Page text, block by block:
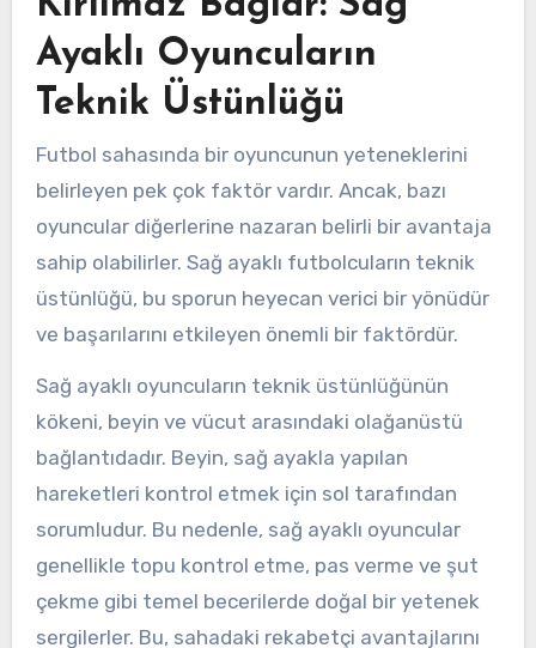
Ayaklı Oyuncuların
Teknik Üstünlüğü
Futbol sahasında bir oyuncunun yeteneklerini
belirleyen pek çok faktör vardır. Ancak, bazı
oyuncular diğerlerine nazaran belirli bir avantaja
sahip olabilirler. Sağ ayaklı futbolcuların teknik
üstünlüğü, bu sporun heyecan verici bir yönüdür
ve başarılarını etkileyen önemli bir faktördür.
Sağ ayaklı oyuncuların teknik üstünlüğünün
kökeni, beyin ve vücut arasındaki olağanüstü
bağlantıdadır. Beyin, sağ ayakla yapılan
hareketleri kontrol etmek için sol tarafından
sorumludur. Bu nedenle, sağ ayaklı oyuncular
genellikle topu kontrol etme, pas verme ve şut
çekme gibi temel becerilerde doğal bir yetenek
sergilerler. Bu, sahadaki rekabetçi avantajlarını